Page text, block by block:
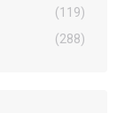
(119)
(288)